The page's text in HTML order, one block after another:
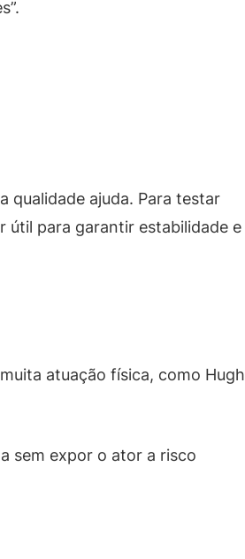
qualidade ajuda. Para testar
útil para garantir estabilidade e
atuação física, como Hugh
sem expor o ator a risco